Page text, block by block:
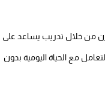
من خلال تدريب يساعد على
مع الحياة اليومية بدون